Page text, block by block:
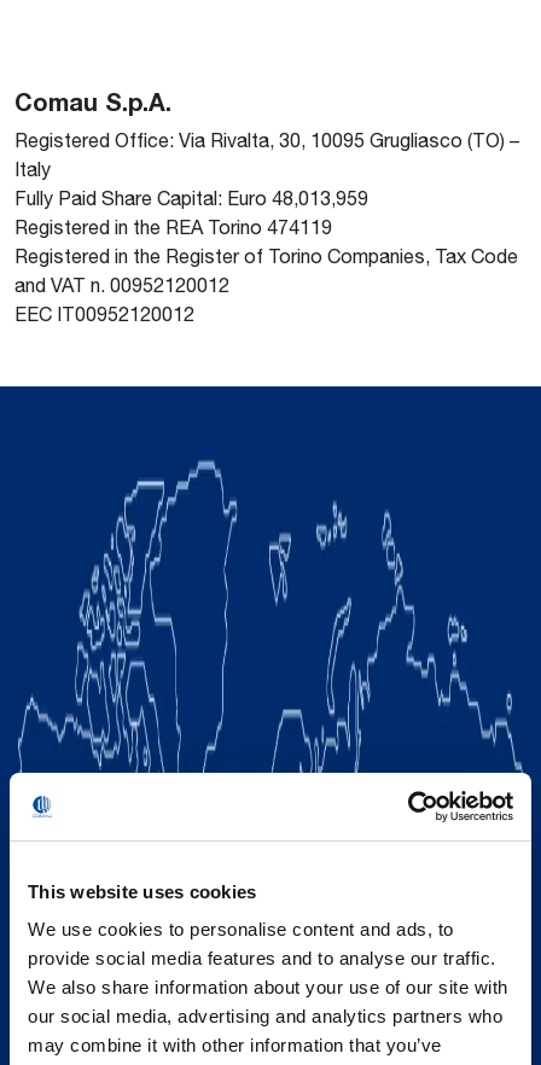
This website uses cookies
We use cookies to personalise content and ads, to
provide social media features and to analyse our traffic.
We also share information about your use of our site with
our social media, advertising and analytics partners who
may combine it with other information that you’ve
Comau S.p.A.
Registered Office: Via Rivalta, 30, 10095 Grugliasco (TO) –
Italy
Fully Paid Share Capital: Euro 48,013,959
Registered in the REA Torino 474119
Registered in the Register of Torino Companies, Tax Code
and VAT n. 00952120012
EEC IT00952120012